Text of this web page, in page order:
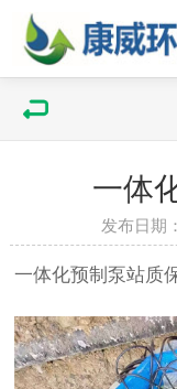
一体
发布日期
一体化预制泵站质